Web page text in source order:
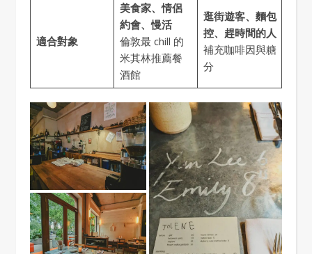
適合對象
美食家、情侶
約會、慢活
倫敦最 chill 的
米其林推薦餐
酒館
逛街遊客、麵包
控、趕時間的人
補充咖啡因與糖
分